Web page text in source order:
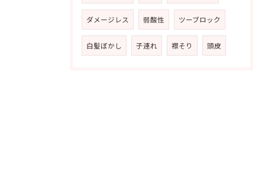
ダメージレス 弱酸性 ツーブロック
白髪ぼかし 子連れ 襟そり 頭皮